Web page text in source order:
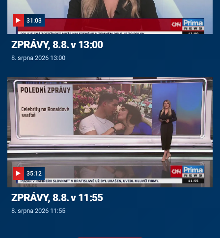
31:03
ZPRÁVY, 8.8. v 13:00
8. srpna 2026 13:00
35:12
ZPRÁVY, 8.8. v 11:55
8. srpna 2026 11:55